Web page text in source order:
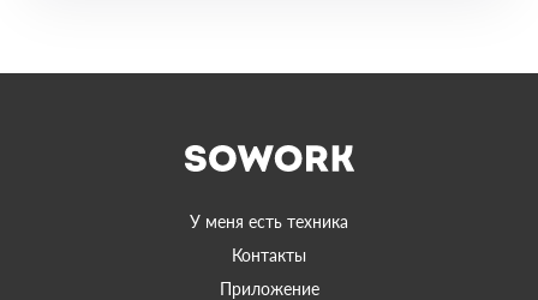
У меня есть техника
Контакты
Приложение